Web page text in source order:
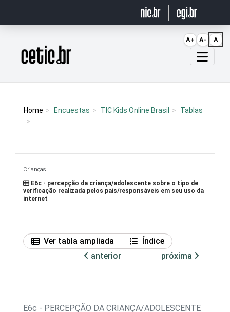
Página inicial
Home Encuestas TIC Kids Online Brasil Tablas
Crianças
E6c - percepção da criança/adolescente sobre o tipo de
verificação realizada pelos pais/responsáveis em seu uso da
internet
Ver tabla ampliada
Índice
anterior
próxima
E6c - PERCEPÇÃO DA CRIANÇA/ADOLESCENTE
A+ A- A